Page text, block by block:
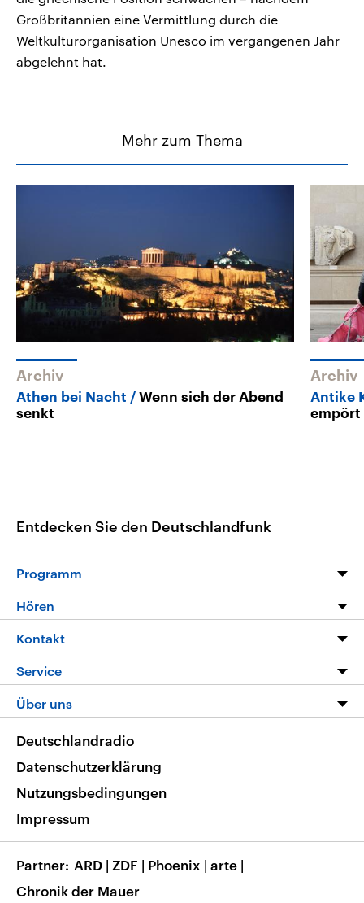
Großbritannien eine Vermittlung durch die
Weltkulturorganisation Unesco im vergangenen Jahr
abgelehnt hat.
Mehr zum Thema
Archiv
Athen bei Nacht
Wenn sich der Abend
senkt
Archiv
Antike
empört
Entdecken Sie den Deutschlandfunk
Programm
Programm
Die Nachrichten
Nachrichtenleicht
Neue Beiträge auf dlf.de
Hören
Livestream
Podcasts
Deutschlandfunk App
Nachrichten App
Frequenzen
Kontakt
Hörerservice
Service
FAQ
Veranstaltungen
Musikliste
RSS
Über uns
Barrierefreiheit
Deutschlandradio
Datenschutzerklärung
Nutzungsbedingungen
Impressum
Partner ARD | ZDF | Phoenix | arte |
Chronik der Mauer